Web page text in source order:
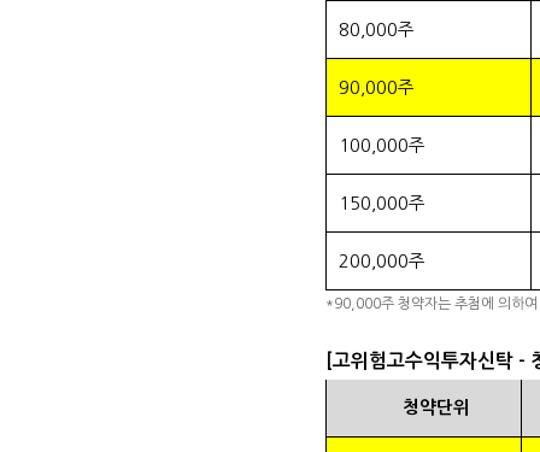
80,000주
90,000주
100,000주
150,000주
200,000주
*90,000주 청약자는 추첨에 의하
[고위험고수익투자신탁 -
청약단위